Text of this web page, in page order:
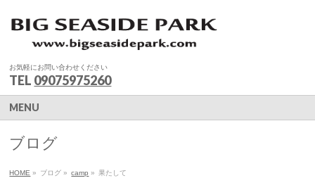
お気軽にお問い合わせください
TEL 09075975260
MENU
ブログ
HOME » ブログ » camp » 果たして